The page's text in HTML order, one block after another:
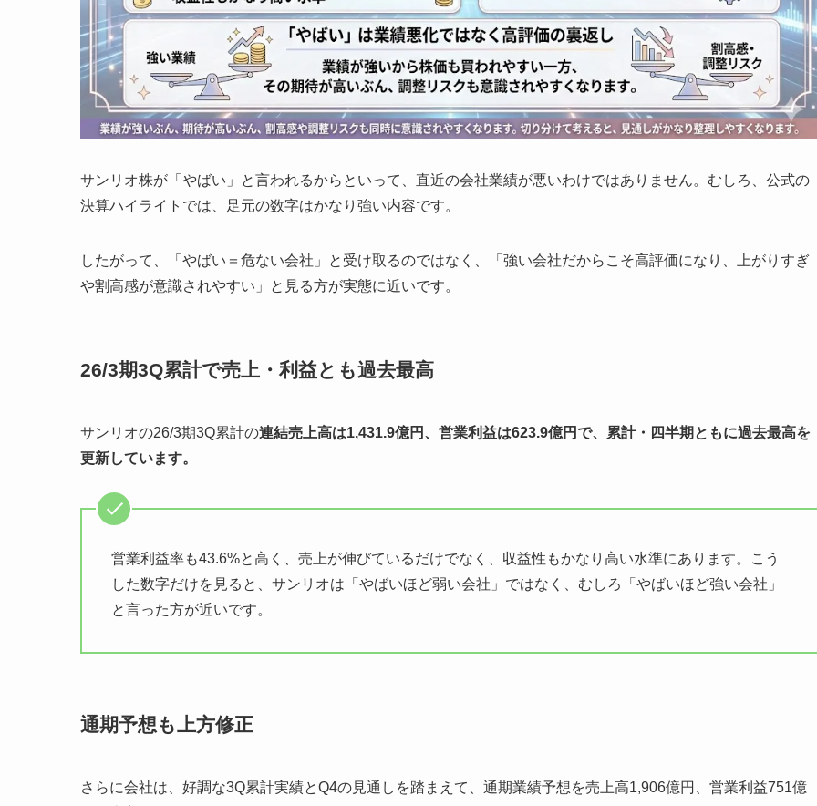
サンリオ株が「やばい」と言われるからといって、直近の会社業績が悪いわけではありません。むしろ、公式の
決算ハイライトでは、足元の数字はかなり強い内容です。
したがって、「やばい＝危ない会社」と受け取るのではなく、「強い会社だからこそ高評価になり、上がりすぎ
や割高感が意識されやすい」と見る方が実態に近いです。
26/3期3Q累計で売上・利益とも過去最高
サンリオの26/3期3Q累計の連結売上高は1,431.9億円、営業利益は623.9億円で、累計・四半期ともに過去最高を
更新しています。
営業利益率も43.6%と高く、売上が伸びているだけでなく、収益性もかなり高い水準にあります。こう
した数字だけを見ると、サンリオは「やばいほど弱い会社」ではなく、むしろ「やばいほど強い会社」
と言った方が近いです。
通期予想も上方修正
さらに会社は、好調な3Q累計実績とQ4の見通しを踏まえて、通期業績予想を売上高1,906億円、営業利益751億